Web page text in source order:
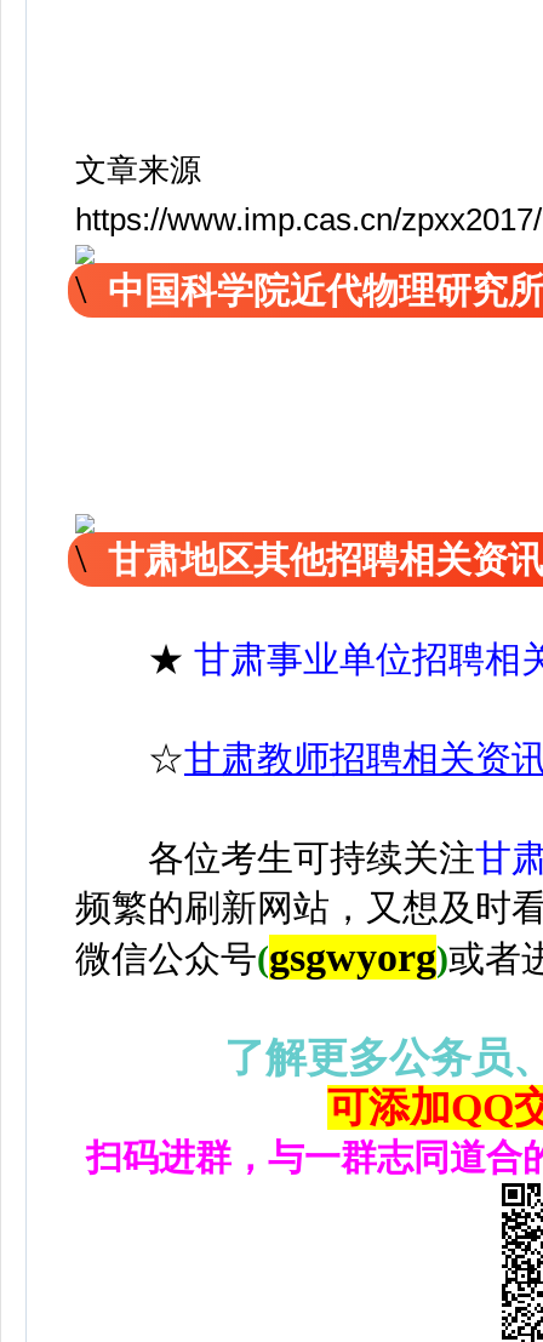
文章来源
https://www.imp.cas.cn/
中国科学院近代物理研究
甘肃地区其他招聘相关资
★ 甘肃事业单位招聘相
☆甘肃教师招聘相关资
各位考生可持续关注甘
频繁的刷新网站，又想及时
微信公众号(gsgwyorg)或者
了解更多公务员
可添加QQ
扫码进群，与一群志同道合